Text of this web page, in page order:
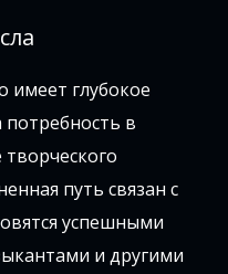
имеет глубокое
в
путь связан с
успешными
и другими